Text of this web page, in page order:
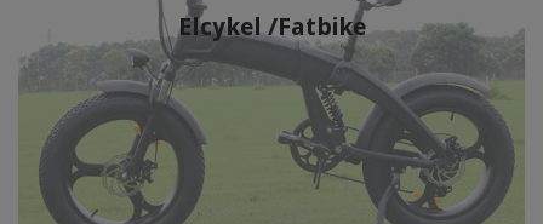
Elcykel /Fatbike